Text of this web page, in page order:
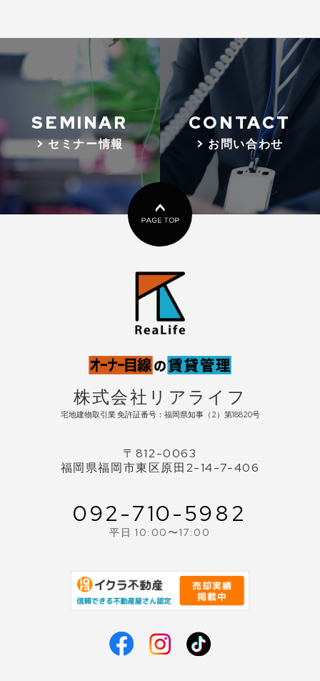
SEMINAR
> セミナー情報
CONTACT
> お問い合わせ
株式会社リアライフ
宅地建物取引業 免許証番号：福岡県知事（2）第18820号
〒812-0063
福岡県福岡市東区原田2-14-7-406
092-710-5982
平日 10:00〜17:00